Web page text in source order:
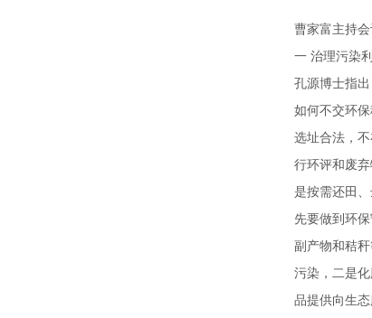
曹家富主持会
一 治理污染
孔源博士指
如何不交环
选址合法，
行环评和废
是按需还田
先要做到环
副产物和秸
污染，二是
品提供向生